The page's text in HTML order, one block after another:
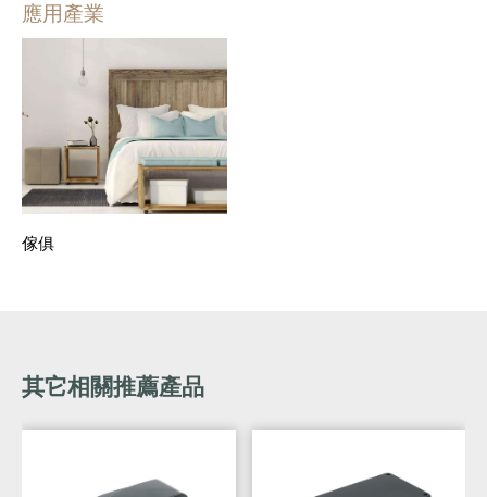
應用產業
傢俱
其它相關推薦產品